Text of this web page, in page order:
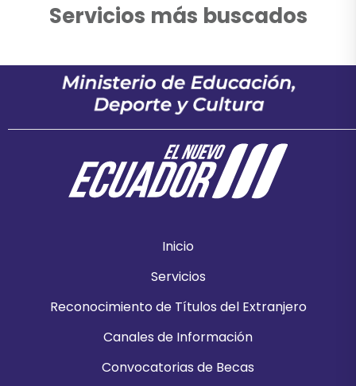
Servicios más buscados
Inicio
Servicios
Reconocimiento de Títulos del Extranjero
Canales de Información
Convocatorias de Becas